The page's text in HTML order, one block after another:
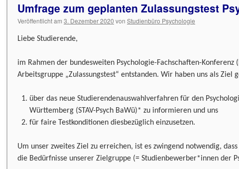
Umfrage zum geplanten Zulassungstest
Veröffentlicht am 3. Dezember 2020 von Studienbüro Psychologie
Liebe Studierende,
im Rahmen der bundesweiten Psychologie-Fachschaften-Konferenz
Arbeitsgruppe „Zulassungstest“ entstanden. Wir haben uns als Ziel
über das neue Studierendenauswahlverfahren für den
Württemberg (STAV-Psych BaWü)* zu informieren und uns
für faire Testkonditionen diesbezüglich einzusetzen.
Um unser zweites Ziel zu erreichen, ist es zwingend notwendig,
die Bedürfnisse unserer Zielgruppe (= Studienbewerber*innen der